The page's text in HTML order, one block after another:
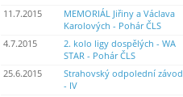
11.7.2015
MEMORIÁL Jiřiny a Václava
Karolových - Pohár ČLS
4.7.2015
2. kolo ligy dospělých - WA
STAR - Pohár ČLS
25.6.2015
Strahovský odpolední závod
- IV